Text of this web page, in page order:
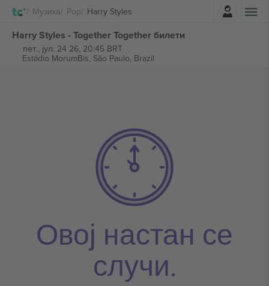
Музика Pop Harry Styles
Harry Styles - Together Together билети
пет., јул. 24 26, 20:45 BRT
Estádio MorumBis, São Paulo, Brazil
Овој настан се
случи.